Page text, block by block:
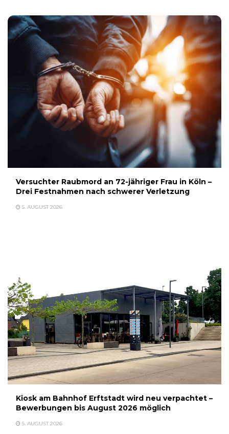
Versuchter Raubmord an 72-jähriger Frau in Köln –
Drei Festnahmen nach schwerer Verletzung
5. AUGUST 2026
Kiosk am Bahnhof Erftstadt wird neu verpachtet –
Bewerbungen bis August 2026 möglich
5. AUGUST 2026